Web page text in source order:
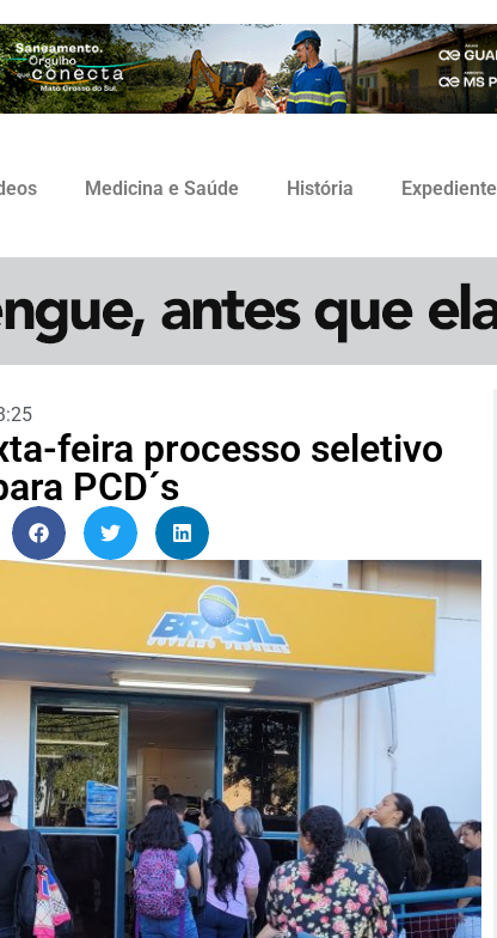
Medicina e Saúde História Expediente
feira processo seletivo
PCD´s